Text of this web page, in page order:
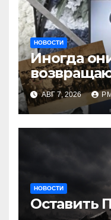
НОВОСТИ
Иногда
АВГ 7, 2026
НОВОСТИ
Оставить